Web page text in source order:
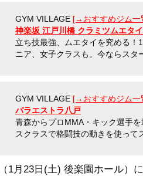
GYM VILLAGE [→おすすめジム一
神楽坂 江戸川橋 クラミツムエタ
立ち技最強、ムエタイを究める！
ニア、女子クラスも。今ならスタ
GYM VILLAGE [→おすすめジム一
パラエストラ八戸
青森からプロMMA・キック選手
スクラスで格闘技の動きを使って
1月23日(土) 後楽園ホール）